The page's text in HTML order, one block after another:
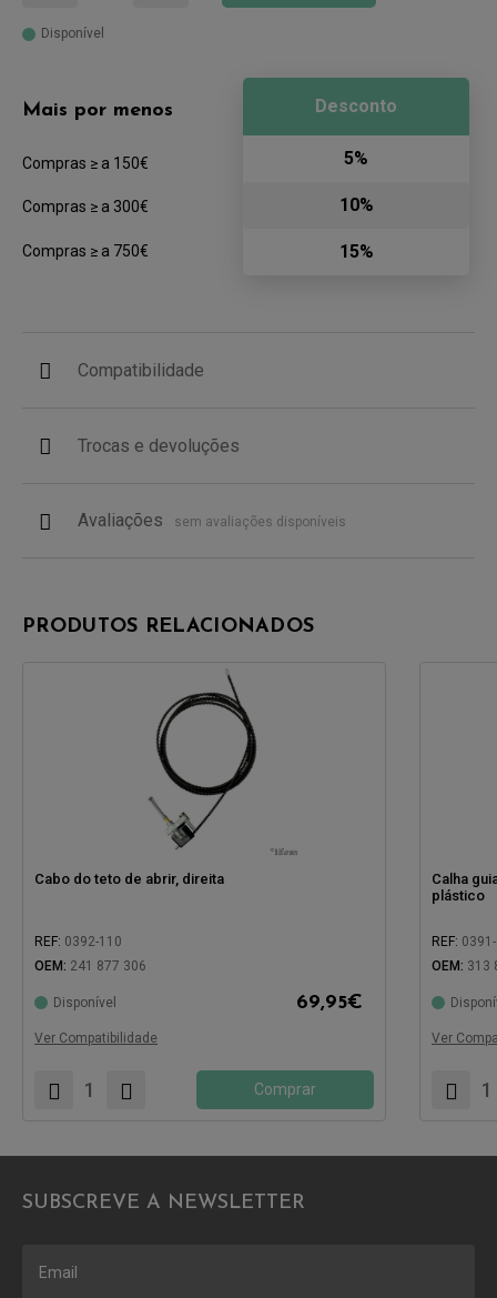
Disponível
Mais por menos
Compras ≥ a 150€
Compras ≥ a 300€
Compras ≥ a 750€
Desconto
5%
10%
15%
Compatibilidade
Trocas e devoluções
Avaliações sem avaliações disponíveis
PRODUTOS RELACIONADOS
Cabo do teto de abrir, direita
REF: 0392-110
OEM: 241 877 306
Disponível 69,95€
Ver Compatibilidade
Comprar
Calha
plástico
REF:
OEM: 313
Ver
SUBSCREVE A NEWSLETTER